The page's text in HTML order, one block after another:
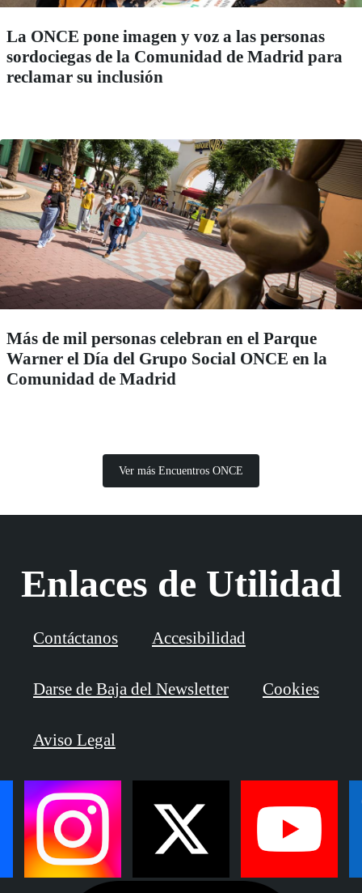
La ONCE pone imagen y voz a las personas
sordociegas de la Comunidad de Madrid para
reclamar su inclusión
Más de mil personas celebran en el Parque
Warner el Día del Grupo Social ONCE en la
Comunidad de Madrid
Ver más Encuentros ONCE
Enlaces de Utilidad
Contáctanos Accesibilidad
Darse de Baja del Newsletter Cookies
Aviso Legal